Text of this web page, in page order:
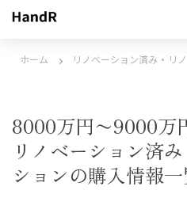
ホーム リノベーション済み・リ
8000万円〜9000万
リノベーション済
ションの購入情報